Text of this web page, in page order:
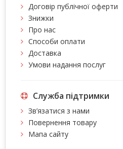
Договір публічної оферти
Знижки
Про нас
Способи оплати
Доставка
Умови надання послуг
Служба підтримки
Зв’язатися з нами
Повернення товару
Мапа сайту